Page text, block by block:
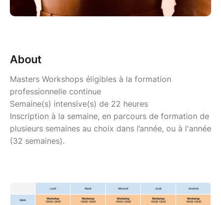
About
Masters Workshops éligibles à la formation
professionnelle continue
Semaine(s) intensive(s) de 22 heures
Inscription à la semaine, en parcours de formation de
plusieurs semaines au choix dans l’année, ou à l'année
(32 semaines).